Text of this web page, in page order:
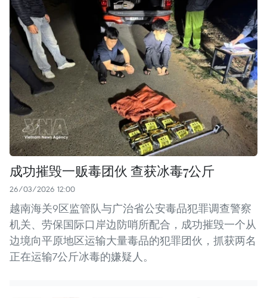
成功摧毁一贩毒团伙 查获冰毒7公斤
26/03/2026 12:00
越南海关9区监管队与广治省公安毒品犯罪调查警察
机关、劳保国际口岸边防哨所配合，成功摧毁一个从
边境向平原地区运输大量毒品的犯罪团伙，抓获两名
正在运输7公斤冰毒的嫌疑人。